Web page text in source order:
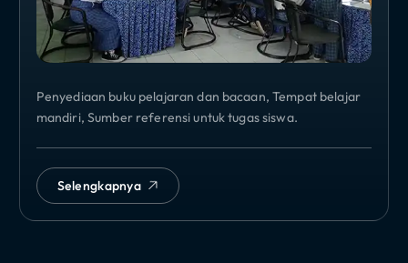
Penyediaan buku pelajaran dan bacaan, Tempat belajar
mandiri, Sumber referensi untuk tugas siswa.
Selengkapnya